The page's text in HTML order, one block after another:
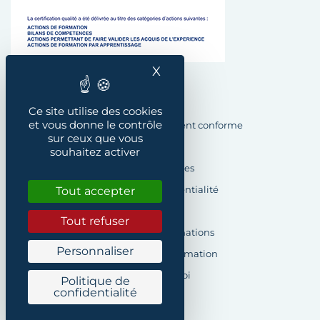
Ce site utilise des cookies
et vous donne le contrôle
sur ceux que vous
souhaitez activer
Tout accepter
Tout refuser
Personnaliser
Politique de
confidentialité
X
Accessibilité : Partiellement conforme
Mentions légales
Politique de confidentialité
Cookies
Demande d’informations
Formulaire de réclamation
Offres d’emploi